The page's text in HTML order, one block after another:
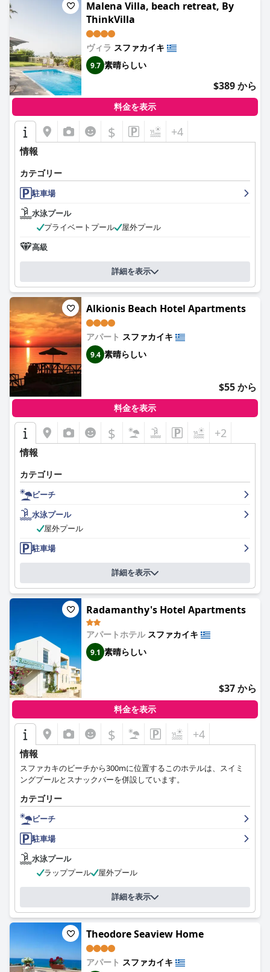
Malena Villa, beach retreat, By
ThinkVilla
ヴィラ スファカイキ
9.7 素晴らしい
$389 から
料金を表示
$ +4
情報
カテゴリー
駐車場
水泳プール
プライベートプール
屋外プール
高級
詳細を表示
Alkionis Beach Hotel Apartments
アパート スファカイキ
9.4 素晴らしい
$55 から
料金を表示
$ +2
情報
カテゴリー
ビーチ
水泳プール
屋外プール
駐車場
詳細を表示
Radamanthy's Hotel Apartments
アパートホテル スファカイキ
9.1 素晴らしい
$37 から
料金を表示
$ +4
情報
スファカキのビーチから300mに位置するこのホテルは、スイミ
ングプールとスナックバーを併設しています。
カテゴリー
ビーチ
駐車場
水泳プール
ラッププール
屋外プール
詳細を表示
Theodore Seaview Home
アパート スファカイキ